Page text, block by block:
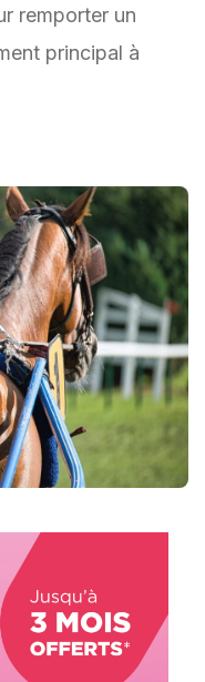
remporter un
principal à